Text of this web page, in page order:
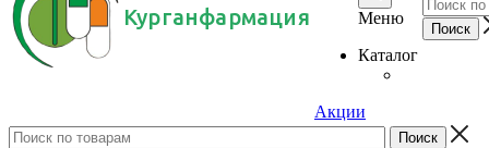
Курганфармация
Меню
Каталог
Акции